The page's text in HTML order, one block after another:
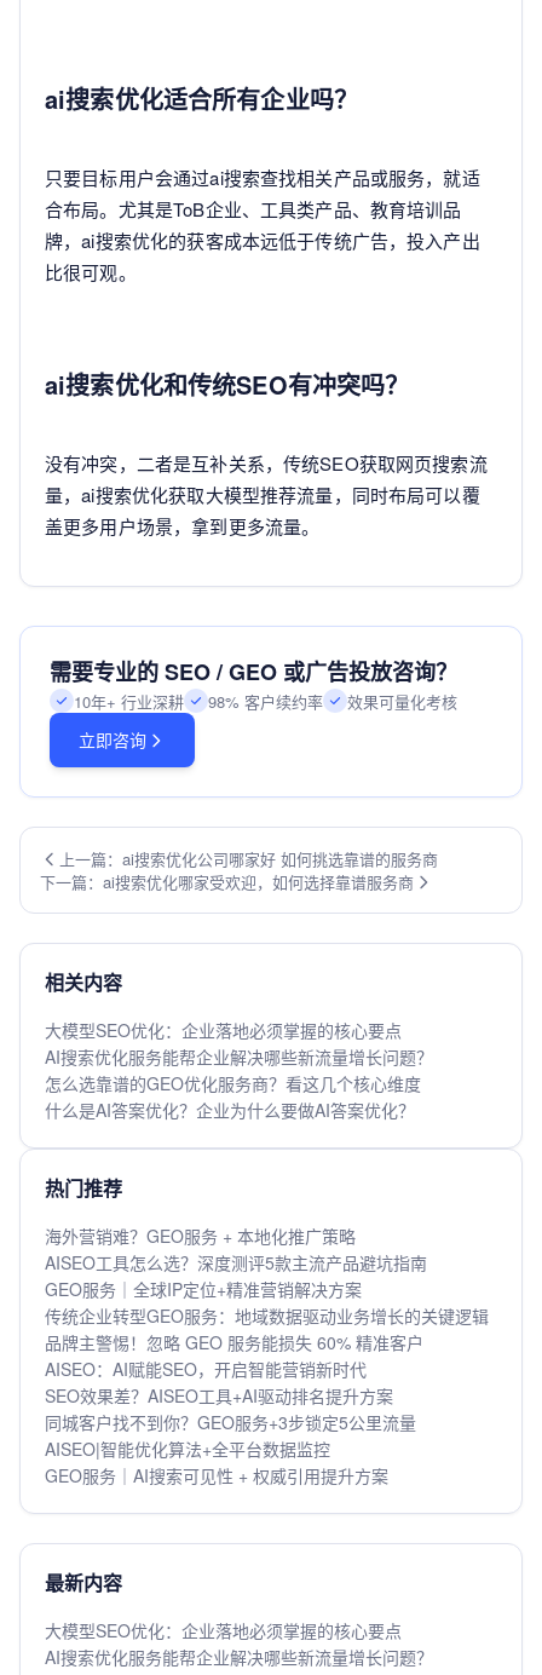
ai搜索优化适合所有企业吗？
只要目标用户会通过ai搜索查找相关产品或服务，就适
合布局。尤其是ToB企业、工具类产品、教育培训品
牌，ai搜索优化的获客成本远低于传统广告，投入产出
比很可观。
ai搜索优化和传统SEO有冲突吗？
没有冲突，二者是互补关系，传统SEO获取网页搜索流
量，ai搜索优化获取大模型推荐流量，同时布局可以覆
盖更多用户场景，拿到更多流量。
需要专业的 SEO / GEO 或广告投放咨询？
10年+ 行业深耕 98% 客户续约率 效果可量化考核
立即咨询
上一篇：ai搜索优化公司哪家好 如何挑选靠谱的服务商
下一篇：ai搜索优化哪家受欢迎，如何选择靠谱服务商
相关内容
大模型SEO优化：企业落地必须掌握的核心要点
AI搜索优化服务能帮企业解决哪些新流量增长问题？
怎么选靠谱的GEO优化服务商？看这几个核心维度
什么是AI答案优化？企业为什么要做AI答案优化？
热门推荐
海外营销难？GEO服务 + 本地化推广策略
AISEO工具怎么选？深度测评5款主流产品避坑指南
GEO服务｜全球IP定位+精准营销解决方案
传统企业转型GEO服务：地域数据驱动业务增长的关键逻辑
品牌主警惕！忽略 GEO 服务能损失 60% 精准客户
AISEO：AI赋能SEO，开启智能营销新时代
SEO效果差？AISEO工具+AI驱动排名提升方案
同城客户找不到你？GEO服务+3步锁定5公里流量
AISEO|智能优化算法+全平台数据监控
GEO服务｜AI搜索可见性 + 权威引用提升方案
最新内容
大模型SEO优化：企业落地必须掌握的核心要点
AI搜索优化服务能帮企业解决哪些新流量增长问题？